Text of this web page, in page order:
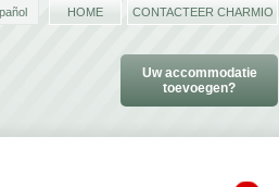
Uw accommodatie
toevoegen?
HOME CONTACTEER CHARMIO